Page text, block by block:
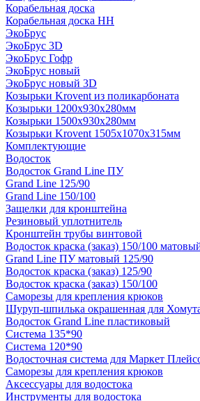
Корабельная доска
Корабельная доска НН
ЭкоБрус
ЭкоБрус 3D
ЭкоБрус Гофр
ЭкоБрус новый
ЭкоБрус новый 3D
Козырьки Krovent из поликарбоната
Козырьки 1200х930х280мм
Козырьки 1500х930х280мм
Козырьки Krovent 1505х1070х315мм
Комплектующие
Водосток
Водосток Grand Line ПУ
Grand Line 125/90
Grand Line 150/100
Защелки для кронштейна
Резиновый уплотнитель
Кронштейн трубы винтовой
Водосток краска (заказ) 150/100
Grand Line ПУ матовый 125/90
Водосток краска (заказ) 125/90
Водосток краска (заказ) 150/100
Саморезы для крепления крюков
Шуруп-шпилька окрашенная для
Водосток Grand Line пластиковый
Система 135*90
Система 120*90
Водосточная система для Маркет
Саморезы для крепления крюков
Аксессуары для водостока
Инструменты для водостока